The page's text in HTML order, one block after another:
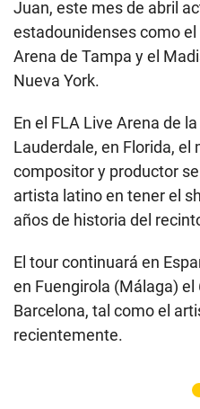
Juan, este mes de abril
estadounidenses como
Arena de Tampa y el
Nueva York.
En el FLA Live Arena de
Lauderdale, en Florida,
compositor y productor
artista latino en tener el
años de historia del
El tour continuará en
en Fuengirola (Málaga) el
Barcelona, tal como el
recientemente.